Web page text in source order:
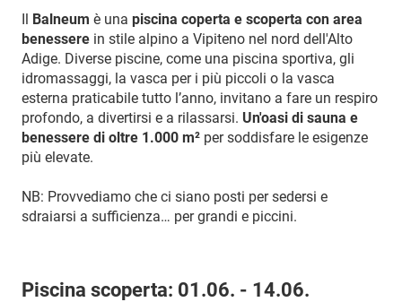
Il Balneum è una piscina coperta e scoperta con area
benessere in stile alpino a Vipiteno nel nord dell'Alto
Adige. Diverse piscine, come una piscina sportiva, gli
idromassaggi, la vasca per i più piccoli o la vasca
esterna praticabile tutto l’anno, invitano a fare un respiro
profondo, a divertirsi e a rilassarsi. Un'oasi di sauna e
benessere di oltre 1.000 m² per soddisfare le esigenze
più elevate.
NB: Provvediamo che ci siano posti per sedersi e
sdraiarsi a sufficienza… per grandi e piccini.
Piscina scoperta: 01.06. - 14.06.